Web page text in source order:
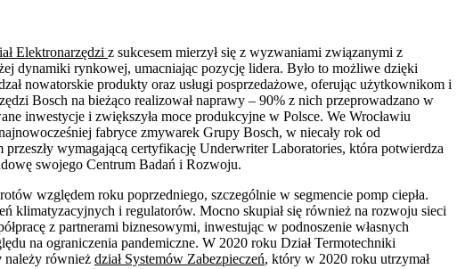
Elektronarzędzi z sukcesem mierzył się z wyzwaniami związanymi z
dynamiki rynkowej, umacniając pozycję lidera. Było to możliwe dzięki
nowatorskie produkty oraz usługi posprzedażowe, oferując użytkownikom i
Bosch na bieżąco realizował naprawy – 90% z nich przeprowadzano w
inwestycje i zwiększyła moce produkcyjne w Polsce. We Wrocławiu
fabryce zmywarek Grupy Bosch, w niecały rok od
wymagającą certyfikację Underwriter Laboratories, która potwierdza
swojego Centrum Badań i Rozwoju.
względem roku poprzedniego, szczególnie w segmencie pomp ciepła.
klimatyzacyjnych i regulatorów. Mocno skupiał się również na rozwoju sieci
z partnerami biznesowymi, inwestując w podnoszenie własnych
na ograniczenia pandemiczne. W 2020 roku Dział Termotechniki
należy również dział Systemów Zabezpieczeń, który w 2020 roku utrzymał